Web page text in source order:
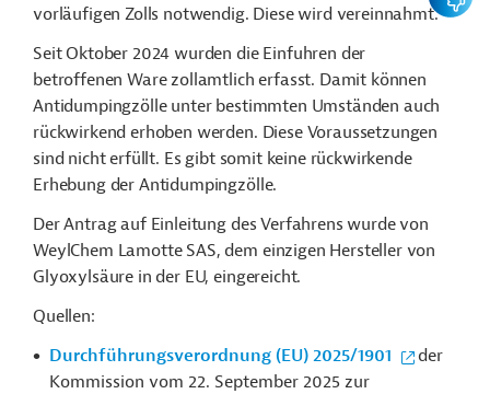
vorläufigen Zolls notwendig. Diese wird vereinnahmt.
Seit Oktober 2024 wurden die Einfuhren der
betroffenen Ware zollamtlich erfasst. Damit können
Antidumpingzölle unter bestimmten Umständen auch
rückwirkend erhoben werden. Diese Voraussetzungen
sind nicht erfüllt. Es gibt somit keine rückwirkende
Erhebung der Antidumpingzölle.
Der Antrag auf Einleitung des Verfahrens wurde von
WeylChem Lamotte SAS, dem einzigen Hersteller von
Glyoxylsäure in der EU, eingereicht.
Quellen:
Durchführungsverordnung (EU) 2025/1901
der
Kommission vom 22. September 2025 zur